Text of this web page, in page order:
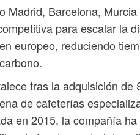
Madrid, Barcelona,
para escalar la
europeo, reduciendo
tras la adquisición de
de cafeterías
en 2015, la compañía